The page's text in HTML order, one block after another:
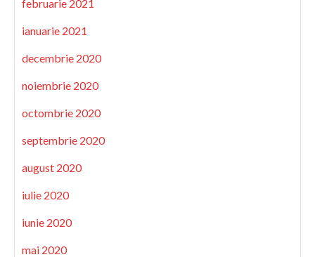
februarie 2021
ianuarie 2021
decembrie 2020
noiembrie 2020
octombrie 2020
septembrie 2020
august 2020
iulie 2020
iunie 2020
mai 2020